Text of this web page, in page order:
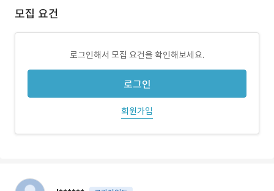
모집 요건
로그인해서 모집 요건을 확인해보세요.
로그인
회원가입